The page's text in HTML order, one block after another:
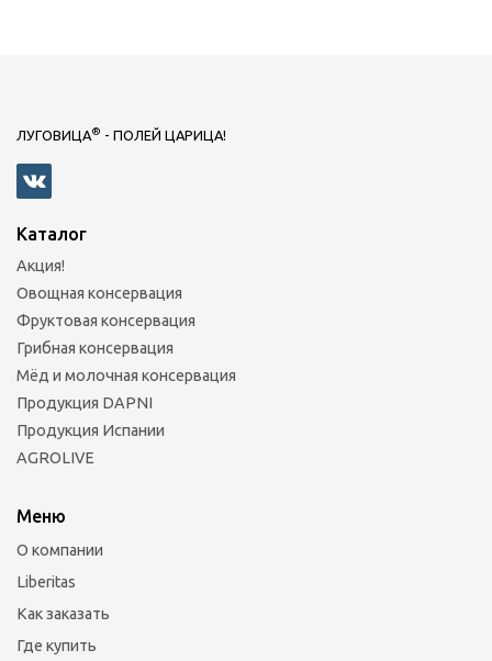
ЛУГОВИЦА® - ПОЛЕЙ ЦАРИЦА!
Каталог
Акция!
Овощная консервация
Фруктовая консервация
Грибная консервация
Мёд и молочная консервация
Продукция DAPNI
Продукция Испании
AGROLIVE
Меню
О компании
Liberitas
Как заказать
Где купить